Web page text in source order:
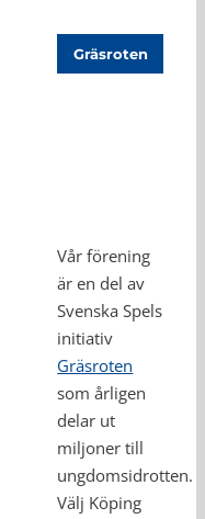
Gräsroten
Vår förening
är en del av
Svenska Spels
initiativ
Gräsroten
som årligen
delar ut
miljoner till
ungdomsidrotten.
Välj Köping